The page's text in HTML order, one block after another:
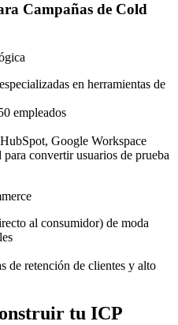
Campañas de Cold
en herramientas de
empleados
Google Workspace
convertir usuarios de prueba
al consumidor) de moda
de retención de clientes y alto
tu ICP